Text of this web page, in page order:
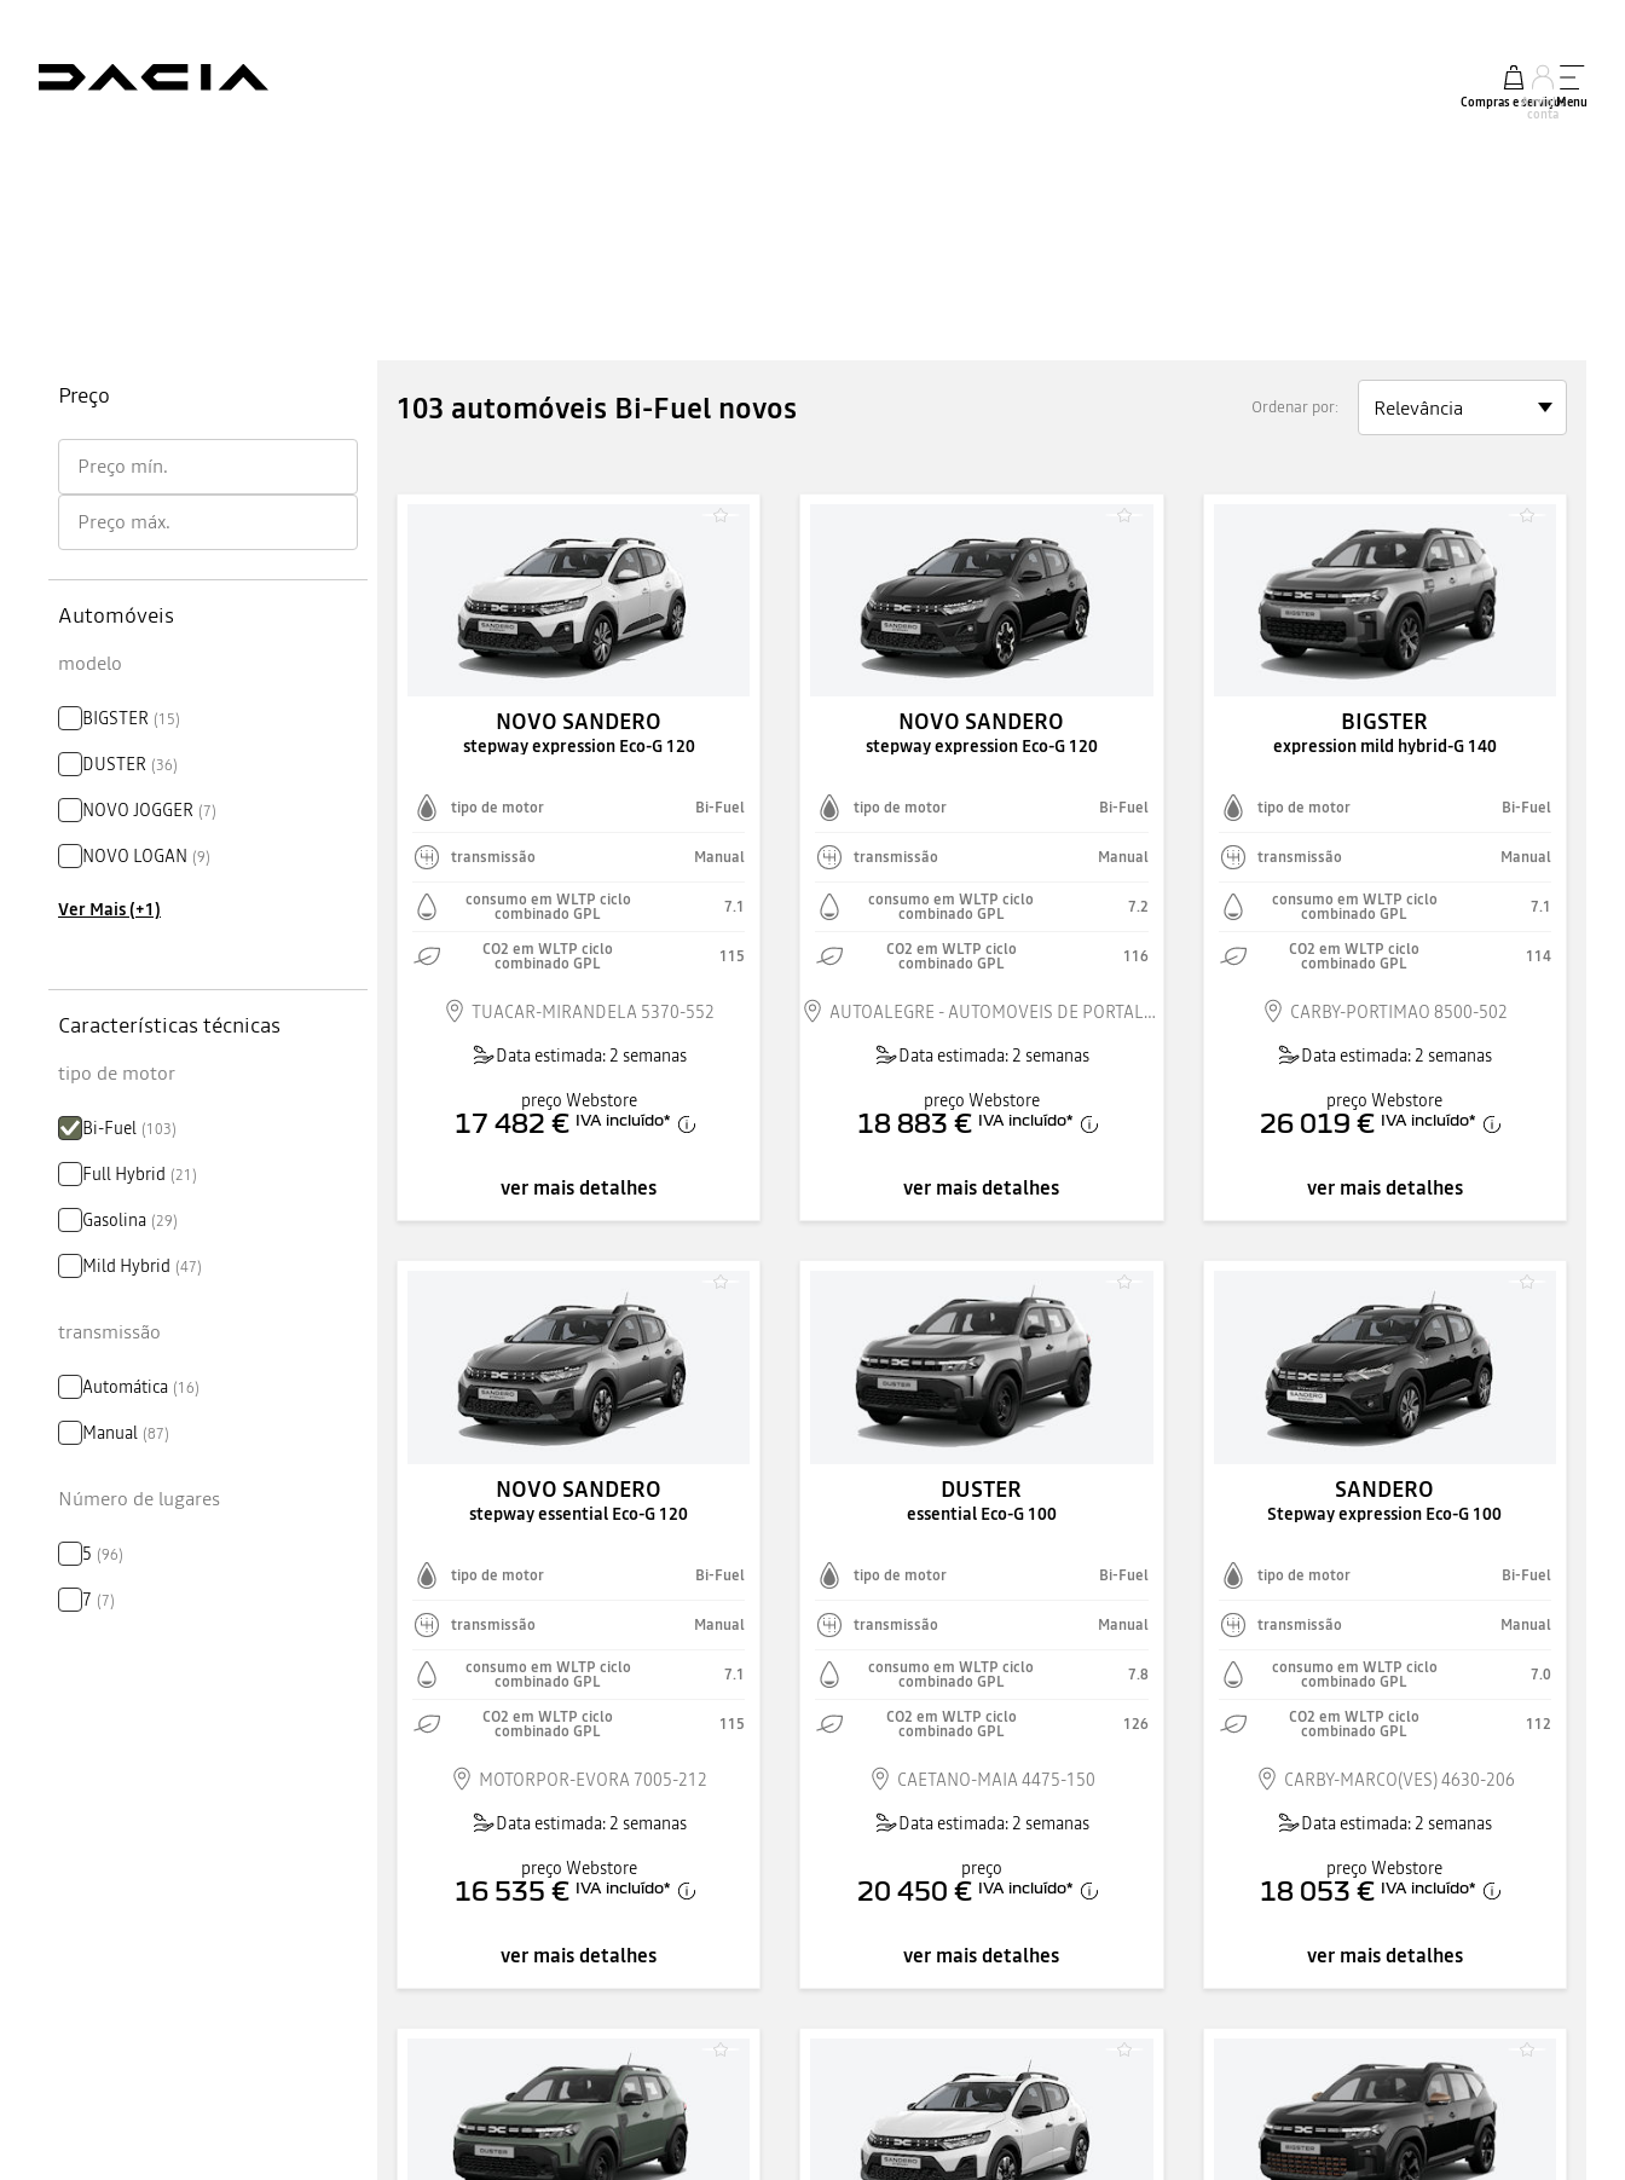
Compras e serviços
A minha
conta
Menu
Preço
Preço mín.
Preço máx.
Automóveis
modelo
BIGSTER (15)
DUSTER (36)
NOVO JOGGER (7)
NOVO LOGAN (9)
Ver Mais (+1)
Características técnicas
tipo de motor
Bi-Fuel (103)
Full Hybrid (21 )
Gasolina (29)
Mild Hybrid (47)
transmissão
Automática (16)
Manual (87)
Número de lugares
5 (96)
7 (7)
103 automóveis Bi-Fuel novos Ordenar por:
NOVO SANDERO
stepway expression Eco-G 120
tipo de motor Bi-Fuel
transmissão Manual
consumo em WLTP ciclo
combinado GPL 7.1
CO2 em WLTP ciclo
combinado GPL 115
TUACAR-MIRANDELA 5370-552
Data estimada: 2 semanas
preço Webstore
17 482 € IVA incluído*
ver mais detalhes
NOVO SANDERO
stepway expression Eco-G 120
tipo de motor Bi-Fuel
transmissão Manual
consumo em WLTP ciclo
combinado GPL 7.2
CO2 em WLTP ciclo
combinado GPL 116
AUTOALEGRE - AUTOMOVEIS DE PORTALEGRE SA 7300-051
Data estimada: 2 semanas
preço Webstore
18 883 € IVA incluído*
ver mais detalhes
BIGSTER
expression mild hybrid-G 140
tipo de motor Bi-Fuel
transmissão Manual
consumo em WLTP ciclo
combinado GPL 7.1
CO2 em WLTP ciclo
combinado GPL 114
CARBY-PORTIMAO 8500-502
Data estimada: 2 semanas
preço Webstore
26 019 € IVA incluído*
ver mais detalhes
NOVO SANDERO
stepway essential Eco-G 120
tipo de motor Bi-Fuel
transmissão Manual
consumo em WLTP ciclo
combinado GPL 7.1
CO2 em WLTP ciclo
combinado GPL 115
MOTORPOR-EVORA 7005-212
Data estimada: 2 semanas
preço Webstore
16 535 € IVA incluído*
ver mais detalhes
DUSTER
essential Eco-G 100
tipo de motor Bi-Fuel
transmissão Manual
consumo em WLTP ciclo
combinado GPL 7.8
CO2 em WLTP ciclo
combinado GPL 126
CAETANO-MAIA 4475-150
Data estimada: 2 semanas
preço
20 450 € IVA incluído*
ver mais detalhes
SANDERO
Stepway expression Eco-G 100
tipo de motor Bi-Fuel
transmissão Manual
consumo em WLTP ciclo
combinado GPL 7.0
CO2 em WLTP ciclo
combinado GPL 112
CARBY-MARCO(VES) 4630-206
Data estimada: 2 semanas
preço Webstore
18 053 € IVA incluído*
ver mais detalhes